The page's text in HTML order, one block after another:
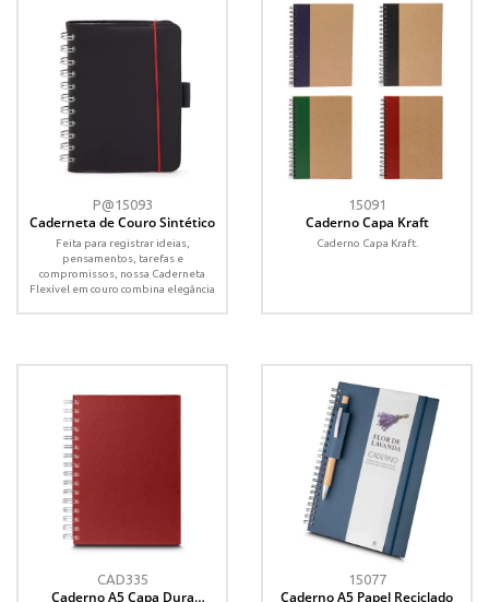
P@15093
Caderneta de Couro Sintético
Feita para registrar ideias,
pensamentos, tarefas e
compromissos, nossa Caderneta
Flexível em couro combina elegância
15091
Caderno Capa Kraft
Caderno Capa Kraft.
CAD335
Caderno A5 Capa Dura
15077
Caderno A5 Papel Reciclado